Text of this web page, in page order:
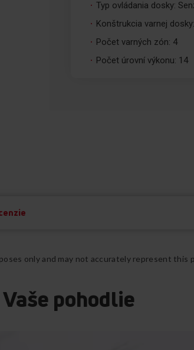
Typ ovládania dosky:
Konštrukcia varnej
Počet varných zón: 4
Počet úrovní výkonu: 14
only and may not accurately represent this
Vaše pohodlie